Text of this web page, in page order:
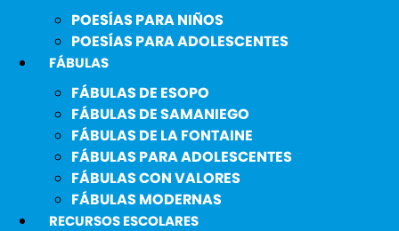
POESÍAS PARA NIÑOS
POESÍAS PARA ADOLESCENTES
FÁBULAS
FÁBULAS DE ESOPO
FÁBULAS DE SAMANIEGO
FÁBULAS DE LA FONTAINE
FÁBULAS PARA ADOLESCENTES
FÁBULAS CON VALORES
FÁBULAS MODERNAS
RECURSOS ESCOLARES